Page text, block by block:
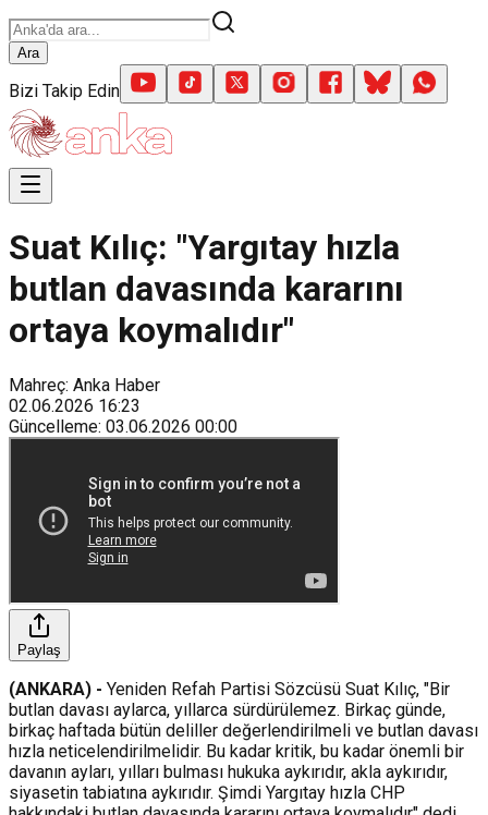
Ara
Bizi Takip Edin
Suat Kılıç: "Yargıtay hızla
butlan davasında kararını
ortaya koymalıdır"
Mahreç: Anka Haber
02.06.2026 16:23
Güncelleme: 03.06.2026 00:00
Paylaş
(ANKARA) - Yeniden Refah Partisi Sözcüsü Suat Kılıç, "Bir
butlan davası aylarca, yıllarca sürdürülemez. Birkaç günde,
birkaç haftada bütün deliller değerlendirilmeli ve butlan davası
hızla neticelendirilmelidir. Bu kadar kritik, bu kadar önemli bir
davanın ayları, yılları bulması hukuka aykırıdır, akla aykırıdır,
siyasetin tabiatına aykırıdır. Şimdi Yargıtay hızla CHP